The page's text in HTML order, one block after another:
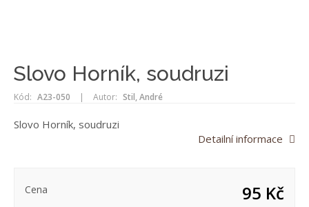
Slovo Horník, soudruzi
Kód: A23-050 | Autor: Stil, André
Slovo Horník, soudruzi
Detailní informace
Cena 95 Kč